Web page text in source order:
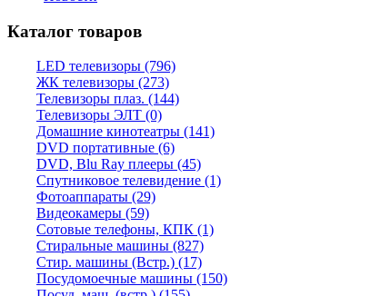
Каталог товаров
LED телевизоры (796)
ЖК телевизоры (273)
Телевизоры плаз. (144)
Телевизоры ЭЛТ (0)
Домашние кинотеатры (141)
DVD портативные (6)
DVD, Blu Ray плееры (45)
Спутниковое телевидение (1)
Фотоаппараты (29)
Видеокамеры (59)
Сотовые телефоны, КПК (1)
Стиральные машины (827)
Стир. машины (Встр.) (17)
Посудомоечные машины (150)